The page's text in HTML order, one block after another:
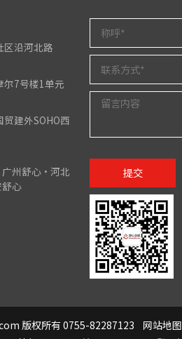
区沿河北路
尔7号楼1单元
建外SOHO西
州舒心•河北
心
提交
版权所有 0755-82287123
网站地图